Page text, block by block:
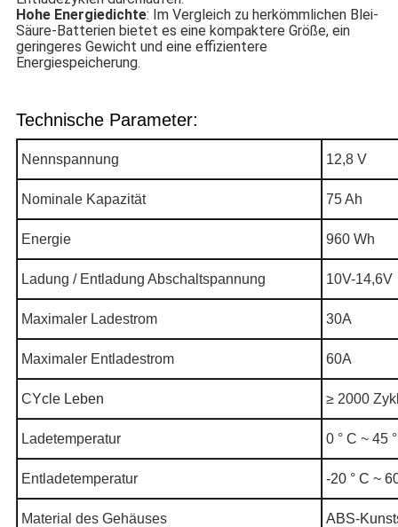
Hohe Energiedichte: Im Vergleich zu herkömmlichen Blei-
Säure-Batterien bietet es eine kompaktere Größe, ein
geringeres Gewicht und eine effizientere
Energiespeicherung.
Technische Parameter:
Nennspannung 12,8 V
Nominale Kapazität 75 Ah
Energie 960 Wh
Ladung / Entladung Abschaltspannung 10V-14,6V
Maximaler Ladestrom 30A
Maximaler Entladestrom 60A
CYcle Leben ≥ 2000
Ladetemperatur 0 ° C ~ 45
Entladetemperatur -20 ° C ~
Material des Gehäuses ABS-